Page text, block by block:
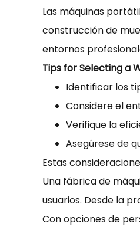
Las máquinas
construcción de
entornos
Tips for Selecting a
Identificar los
Considere el
Verifique la
Asegúrese de
Estas
Una fábrica de
usuarios. Desde la
Con opciones de